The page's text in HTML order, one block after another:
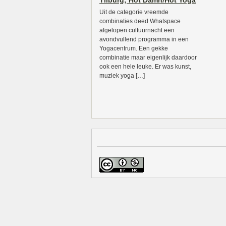
Uit de categorie vreemde
combinaties deed Whatspace
afgelopen cultuurnacht een
avondvullend programma in een
Yogacentrum. Een gekke
combinatie maar eigenlijk daardoor
ook een hele leuke. Er was kunst,
muziek yoga […]